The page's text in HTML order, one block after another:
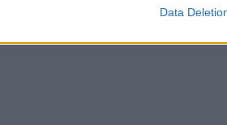
Data